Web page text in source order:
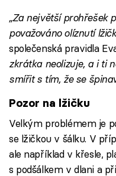
„Za největší prohřešek
považováno olíznutí
společenská pravidla
zkrátka neolizuje, a i ti
smířit s tím, že se
Pozor na lžičku
Velkým problémem je
se lžičkou v šálku. V
ale například v křesle,
s podšálkem v dlani a